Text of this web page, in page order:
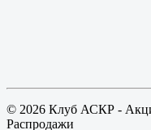
© 2026 Клуб АСКР -
Распродажи